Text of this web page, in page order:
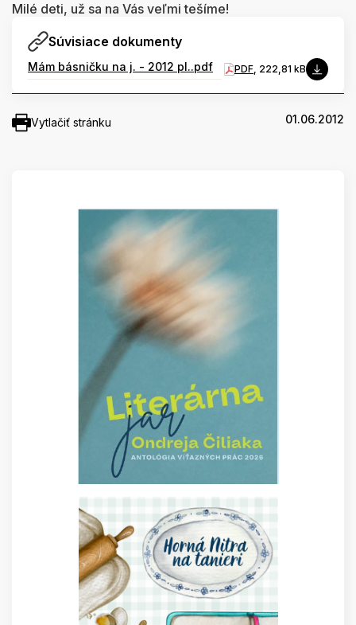
Milé deti, už sa na Vás veľmi tešíme!
Súvisiace dokumenty
Mám básničku na j. - 2012 pl..pdf PDF, 222,81 kB
Vytlačiť stránku 01.06.2012